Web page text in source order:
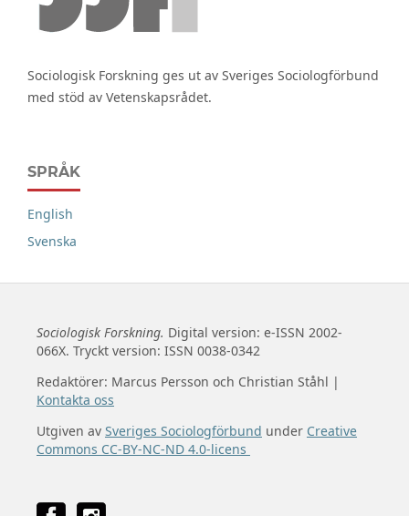
Sociologisk Forskning ges ut av Sveriges Sociologförbund
med stöd av Vetenskapsrådet.
SPRÅK
English
Svenska
Sociologisk Forskning. Digital version: e-ISSN 2002-
066X. Tryckt version: ISSN 0038-0342
Redaktörer: Marcus Persson och Christian Ståhl |
Kontakta oss
Utgiven av Sveriges Sociologförbund under Creative
Commons CC-BY-NC-ND 4.0-licens